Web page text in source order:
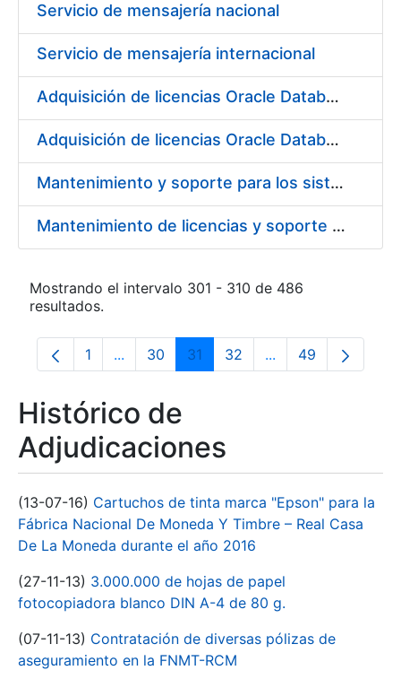
Servicio de mensajería nacional
Servicio de mensajería internacional
Adquisición de licencias Oracle Database Enterprise Edition (Anuncio y Pliego de Prescripciones técnicas)
Adquisición de licencias Oracle Database Enterprise Edition
Mantenimiento y soporte para los sistemas de control de accesos, prevención de intrusiones y balanceo de carga
Mantenimiento de licencias y soporte de directorio Critical Path
Mostrando el intervalo 301 - 310 de 486
resultados.
Página
1 ...Páginas intermedias Use TAB para
Página
30 Página
31 Página
32 ...PáginasPágina
49
Histórico de
Adjudicaciones
(13-07-16) Cartuchos de tinta marca "Epson" para la
Fábrica Nacional De Moneda Y Timbre – Real Casa
De La Moneda durante el año 2016
(27-11-13) 3.000.000 de hojas de papel
fotocopiadora blanco DIN A-4 de 80 g.
(07-11-13) Contratación de diversas pólizas de
aseguramiento en la FNMT-RCM